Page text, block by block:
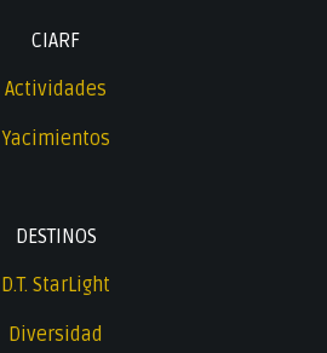
CIARF
Actividades
Yacimientos
DESTINOS
D.T. StarLight
Diversidad